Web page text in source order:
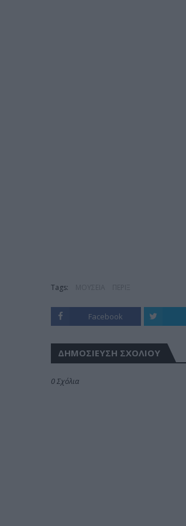
Tags:
Facebook
ΔΗΜΟΣΊΕΥΣΗ ΣΧΟΛΊΟΥ
0 Σχόλια